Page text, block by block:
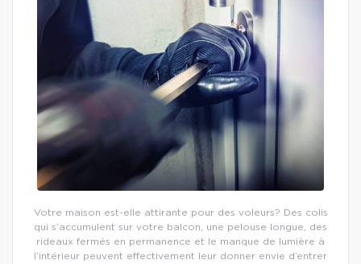
Votre maison est-elle attirante pour des voleurs? Des colis
qui s’accumulent sur votre balcon, une pelouse longue, des
rideaux fermés en permanence et le manque de lumière à
l’intérieur peuvent effectivement leur donner envie d’entrer